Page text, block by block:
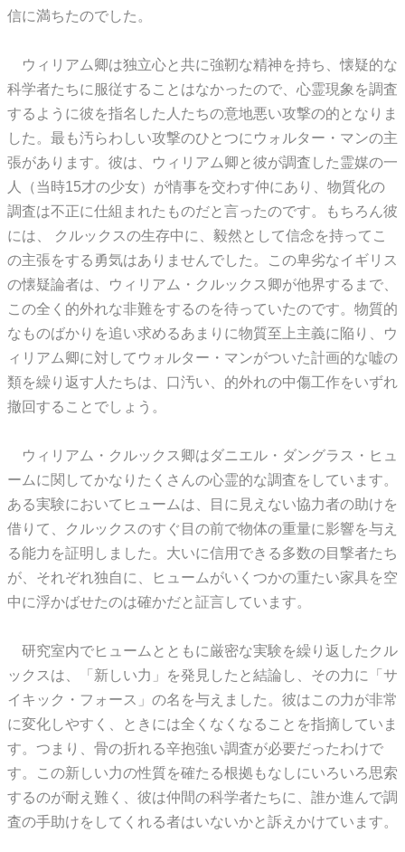
信に満ちたのでした。
ウィリアム卿は独立心と共に強靭な精神を持ち、懐疑的な
科学者たちに服従することはなかったので、心霊現象を調査
するように彼を指名した人たちの意地悪い攻撃の的となりま
した。最も汚らわしい攻撃のひとつにウォルター・マンの主
張があります。彼は、ウィリアム卿と彼が調査した霊媒の一
人（当時15才の少女）が情事を交わす仲にあり、物質化の
調査は不正に仕組まれたものだと言ったのです。もちろん彼
には、 クルックスの生存中に、毅然として信念を持ってこ
の主張をする勇気はありませんでした。この卑劣なイギリス
の懐疑論者は、ウィリアム・クルックス卿が他界するまで、
この全く的外れな非難をするのを待っていたのです。物質的
なものばかりを追い求めるあまりに物質至上主義に陥り、ウ
ィリアム卿に対してウォルター・マンがついた計画的な嘘の
類を繰り返す人たちは、口汚い、的外れの中傷工作をいずれ
撤回することでしょう。
ウィリアム・クルックス卿はダニエル・ダングラス・ヒュ
ームに関してかなりたくさんの心霊的な調査をしています。
ある実験においてヒュームは、目に見えない協力者の助けを
借りて、クルックスのすぐ目の前で物体の重量に影響を与え
る能力を証明しました。大いに信用できる多数の目撃者たち
が、それぞれ独自に、ヒュームがいくつかの重たい家具を空
中に浮かばせたのは確かだと証言しています。
研究室内でヒュームとともに厳密な実験を繰り返したクル
ックスは、「新しい力」を発見したと結論し、その力に「サ
イキック・フォース」の名を与えました。彼はこの力が非常
に変化しやすく、ときには全くなくなることを指摘していま
す。つまり、骨の折れる辛抱強い調査が必要だったわけで
す。この新しい力の性質を確たる根拠もなしにいろいろ思索
するのが耐え難く、彼は仲間の科学者たちに、誰か進んで調
査の手助けをしてくれる者はいないかと訴えかけています。